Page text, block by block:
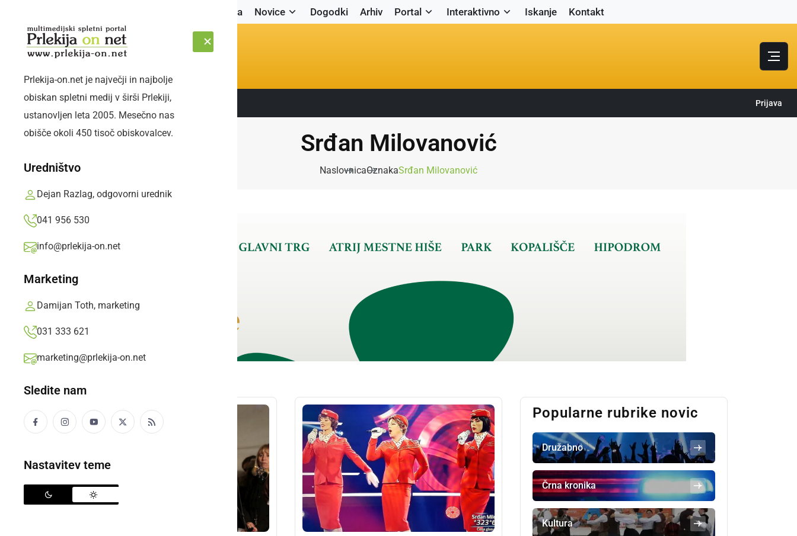
Naslovnica Novice Dogodki Arhiv Portal Interaktivno Iskanje Kontakt
ČETRTEK, 6. AVGUST 2026 Sledite nam: Prijava
Prlekija-on.net je največji in najbolje
obiskan spletni medij v širši Prlekiji,
ustanovljen leta 2005. Mesečno nas
obišče okoli 450 tisoč obiskovalcev.
Uredništvo
Dejan Razlag, odgovorni urednik
041 956 530
info@prlekija-on.net
Marketing
Damijan Toth, marketing
031 333 621
marketing@prlekija-on.net
Sledite nam
Nastavitev teme
Srđan Milovanović
NaslovnicaOznakaSrđan Milovanović
Popularne rubrike novic
Družabno
Črna kronika
Kultura